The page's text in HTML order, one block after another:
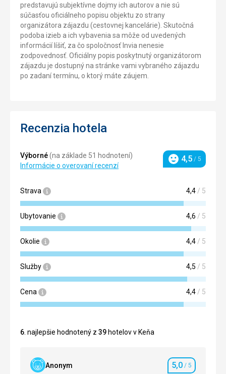
predstavujú subjektívne dojmy ich autorov a nie sú
súčasťou oficiálneho popisu objektu zo strany
organizátora zájazdu (cestovnej kancelárie). Skutočná
podoba izieb a ich vybavenia sa môže od uvedených
informácií líšiť, za čo spoločnosť Invia nenesie
zodpovednosť. Oficiálny popis poskytnutý organizátorom
zájazdu je dostupný na stránke vami vybraného zájazdu
po zadaní termínu, o ktorý máte záujem.
Recenzia hotela
Výborné(na základe 51 hodnotení)
Informácie o overovaní recenzí
Hodnotenie
4,5 / 5
Strava 4,4 / 5
Ubytovanie 4,6 / 5
Okolie 4,4 / 5
Služby 4,5 / 5
Cena 4,4 / 5
6 . najlepšie hodnotený z 39 hotelov v Keňa
Anonym Hodnotenie
5,0 / 5